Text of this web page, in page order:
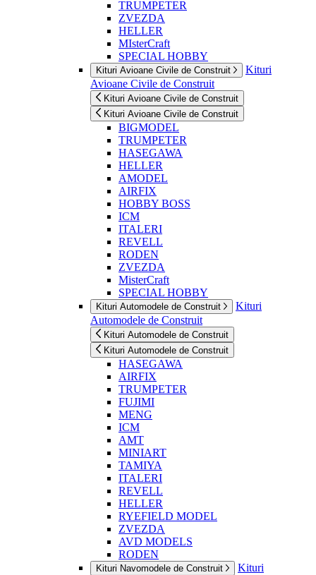
TRUMPETER
ZVEZDA
HELLER
MIsterCraft
SPECIAL HOBBY
Kituri Avioane Civile de Construit
Kituri
Avioane Civile de Construit
Kituri Avioane Civile de Construit
Kituri Avioane Civile de Construit
BIGMODEL
TRUMPETER
HASEGAWA
HELLER
AMODEL
AIRFIX
HOBBY BOSS
ICM
ITALERI
REVELL
RODEN
ZVEZDA
MisterCraft
SPECIAL HOBBY
Kituri Automodele de Construit
Kituri
Automodele de Construit
Kituri Automodele de Construit
Kituri Automodele de Construit
HASEGAWA
AIRFIX
TRUMPETER
FUJIMI
MENG
ICM
AMT
MINIART
TAMIYA
ITALERI
REVELL
HELLER
RYEFIELD MODEL
ZVEZDA
AVD MODELS
RODEN
Kituri Navomodele de Construit
Kituri